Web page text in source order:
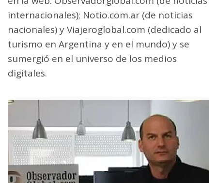
internacionales); Notio.com.ar (de noticias
nacionales) y Viajeroglobal.com (dedicado al
turismo en Argentina y en el mundo) y se
sumergió en el universo de los medios
digitales.